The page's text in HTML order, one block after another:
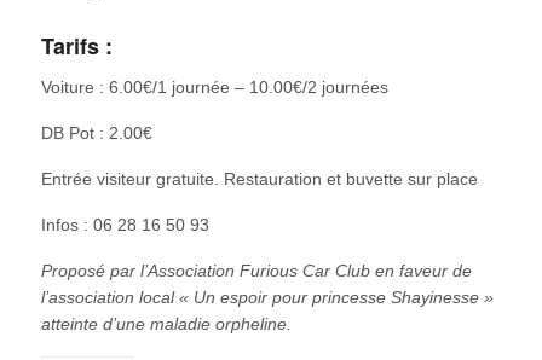
Tarifs :
Voiture : 6.00€/1 journée – 10.00€/2 journées
DB Pot : 2.00€
Entrée visiteur gratuite. Restauration et buvette sur place
Infos : 06 28 16 50 93
Proposé par l’Association Furious Car Club en faveur de
l’association local « Un espoir pour princesse Shayinesse »
atteinte d’une maladie orpheline.